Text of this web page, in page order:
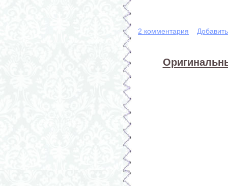
2 комментария